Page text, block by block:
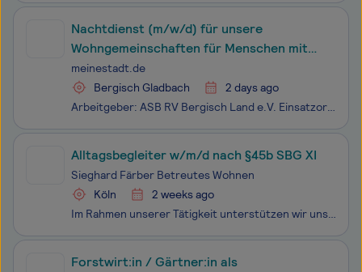
Nachtdienst (m/w/d) für unsere
Wohngemeinschaften für Menschen mit
Demenz
meinestadt.de
Bergisch Gladbach
2 days ago
Arbeitgeber: ASB RV Bergisch Land e.V. Einsatzort: 51465 Bergisch Gladbach Der ASB Bergisch Land e.V. ist eine etablierte gemeinnützige Organisation mit ca 400 Mitarbeitenden, die sich seit vielen Jahren erfolgreich für die Förderung der sozialen Entwicklung und die Unterstützung von Menschen in de
Alltagsbegleiter w/m/d nach §45b SBG XI
Sieghard Färber Betreutes Wohnen
Köln
2 weeks ago
Im Rahmen unserer Tätigkeit unterstützen wir unsere Klient*innen bei allen Themen im lebenspraktischen Bereich, bei sozialen und psychosozialen Problemen, bei allen Schwierigkeiten rund um Wohnen, Arbeit und Gesundheit. Unser zentrales Anliegen ist deren Verselbstständigung und eigenständige Haushal
Forstwirt:in / Gärtner:in als